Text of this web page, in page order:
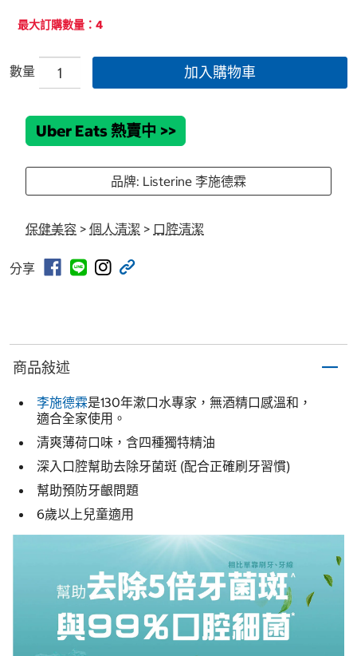
最大訂購數量：4
數量 加入購物車
Uber Eats 熱賣中 >>
品牌: Listerine 李施德霖
保健美容 > 個人清潔 > 口腔清潔
分享
商品敍述
李施德霖是130年漱口水專家，無酒精口感溫和，
適合全家使用。
清爽薄荷口味，含四種獨特精油
深入口腔幫助去除牙菌斑 (配合正確刷牙習慣)
幫助預防牙齦問題
6歲以上兒童適用